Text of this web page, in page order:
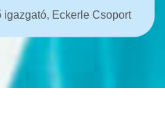
igazgató, Eckerle Csoport